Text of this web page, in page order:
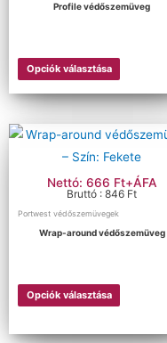
Profile védőszemüveg
Opciók választása
Nettó: 666 Ft+ÁFA
Bruttó : 846 Ft
Portwest védőszemüvegek
Wrap-around védőszemüveg
Opciók választása